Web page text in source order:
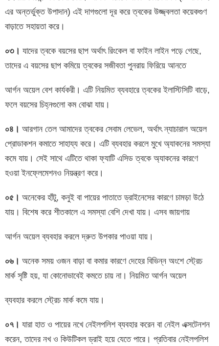
এর অন্তর্ভুক্ত উপাদান) এই দাগগুলো দূর করে ত্বকের উজ্জ্বলতা কয়েকগুণ
বাড়াতে সহায়তা করে।
০৩। যাদের ত্বকে বয়সের ছাপ অর্থাৎ রিংকেল বা ফাইন লাইন পড়ে গেছে,
তাদের এ বয়সের ছাপ কমিয়ে ত্বকের সজীবতা পুনরায় ফিরিয়ে আনতে
আর্গন অয়েল বেশ কার্যকরী। এটি নিয়মিত ব্যবহারে ত্বকের ইলাস্টিসিটি বাড়ে,
ফলে বয়সের চিহ্নগুলো কম বোঝা যায়।
০৪। আরগান তেল আমাদের ত্বকের সেবাম লেভেল, অর্থাৎ ন্যাচারাল অয়েল
প্রোডাকশন কমাতে সাহায্য করে। এটি ব্যবহার করলে মুখে অ্যাকনের সমস্যা
কমে যায়। সেই সাথে এটিতে থাকা ফ্যাটি এসিড ত্বকে অ্যাকনের কারণে
হওয়া ইনফ্লেমেশনও নিয়ন্ত্রণ করে।
০৫। অনেকের হাঁটু, কনুই বা পায়ের পাতাতে ড্রাইনেসের কারণে চামড়া উঠে
যায়। বিশেষ করে শীতকালে এ সমস্যা বেশি দেখা যায়। এসব জায়গায়
আর্গন অয়েল ব্যবহার করলে দ্রুত উপকার পাওয়া যায়।
০৬। অনেক সময় ওজন বাড়া বা কমার কারণে দেহের বিভিন্ন অংশে স্ট্রেচ
মার্ক সৃষ্টি হয়, যা কোনোভাবেই কমতে চায় না। নিয়মিত আর্গন অয়েল
ব্যবহার করলে স্ট্রেচ মার্ক কমে যায়।
০৭। যারা হাত ও পায়ের নখে নেইলপলিশ ব্যবহার করেন বা নেইল এক্সটেনশন
করেন, তাদের নখ ও কিউটিকল ড্রাই হয়ে যেতে পারে। প্রতিবার নেইলপলিশ